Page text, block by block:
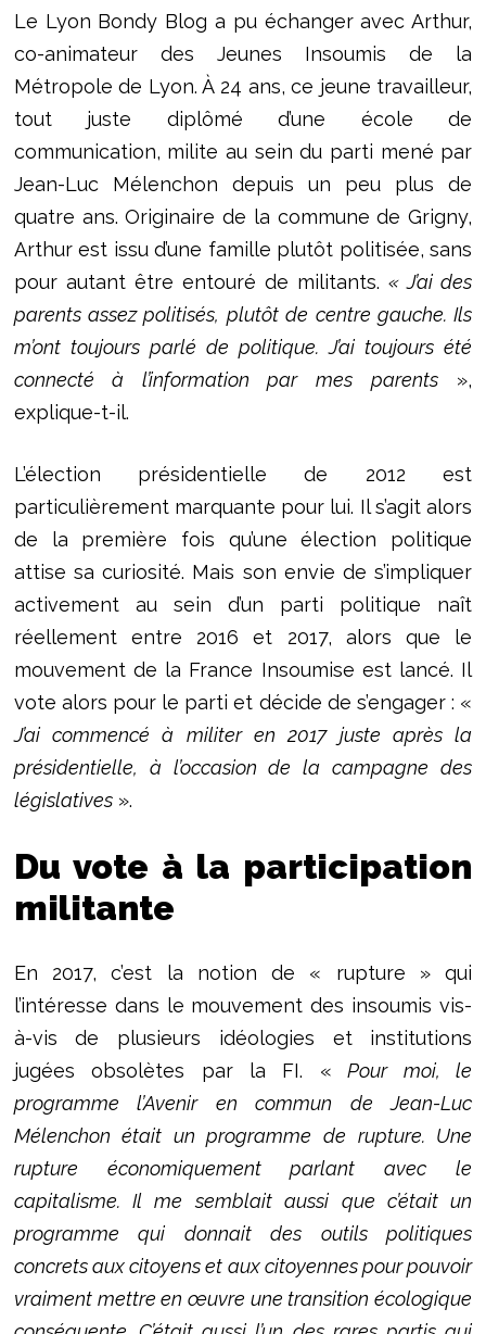
Le Lyon Bondy Blog a pu échanger avec Arthur,
co-animateur des Jeunes Insoumis de la
Métropole de Lyon. À 24 ans, ce jeune travailleur,
tout juste diplômé d’une école de
communication, milite au sein du parti mené par
Jean-Luc Mélenchon depuis un peu plus de
quatre ans. Originaire de la commune de Grigny,
Arthur est issu d’une famille plutôt politisée, sans
pour autant être entouré de militants.« J’ai des
parents assez politisés, plutôt de centre gauche. Ils
m’ont toujours parlé de politique. J’ai toujours été
connecté à l’information par mes parents»,
explique-t-il.
L’élection présidentielle de 2012 est
particulièrement marquante pour lui. Il s’agit alors
de la première fois qu’une élection politique
attise sa curiosité. Mais son envie de s’impliquer
activement au sein d’un parti politique naît
réellement entre 2016 et 2017, alors que le
mouvement de la France Insoumise est lancé. Il
vote alors pour le parti et décide de s’engager : «
J’ai commencé à militer en 2017 juste après la
présidentielle, à l’occasion de la campagne des
législatives».
Du vote à la participation
militante
En 2017, c’est la notion de « rupture » qui
l’intéresse dans le mouvement des insoumis vis-
à-vis de plusieurs idéologies et institutions
jugées obsolètes par la FI. « Pour moi, le
programme l’Avenir en commun de Jean-Luc
Mélenchon était un programme de rupture. Une
rupture économiquement parlant avec le
capitalisme. Il me semblait aussi que c’était un
programme qui donnait des outils politiques
concrets aux citoyens et aux citoyennes pour pouvoir
vraiment mettre en œuvre une transition écologique